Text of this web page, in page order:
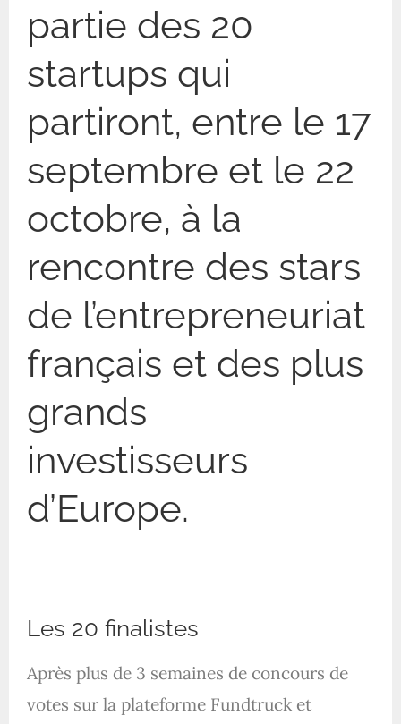
partie des 20
startups qui
partiront, entre le 17
septembre et le 22
octobre, à la
rencontre des stars
de l’entrepreneuriat
français et des plus
grands
investisseurs
d’Europe.
Les 20 finalistes
Après plus de 3 semaines de concours de
votes sur la plateforme Fundtruck et